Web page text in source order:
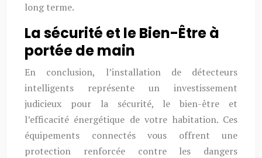
long terme.
La sécurité et le Bien-Être à
portée de main
En conclusion, l’installation de détecteurs
intelligents représente un investissement
judicieux pour la sécurité, le bien-être et
l’efficacité énergétique de votre habitation. Ces
équipements connectés vous offrent une
protection renforcée contre les dangers